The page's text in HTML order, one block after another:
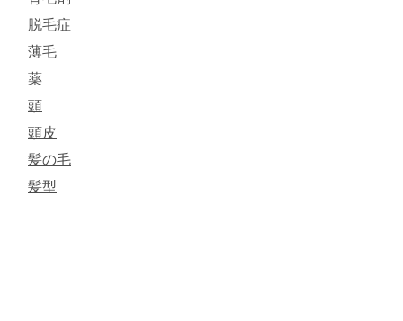
脱毛症
薄毛
薬
頭
頭皮
髪の毛
髪型